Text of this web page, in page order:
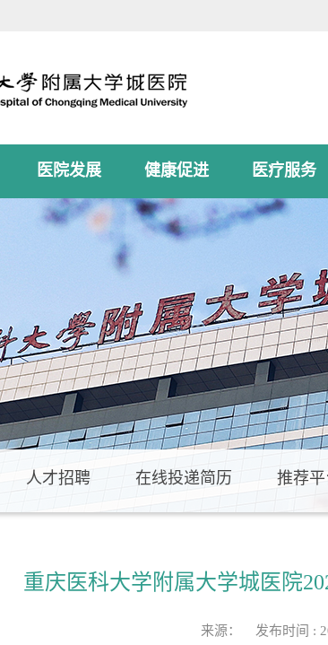
医院发展 健康促进 医疗服务
人才招聘 在线投递简历 推荐平
重庆医科大学附属大学城医院
来源： 发布时间 :